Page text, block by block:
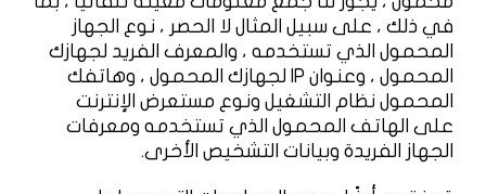
في ذلك ، على سبيل المثال لا الحصر ، نوع الجهاز
المحمول الذي تستخدمه ، والمعرف الفريد لجهازك
المحمول ، وعنوان IP لجهازك المحمول ، وهاتفك
المحمول نظام التشغيل ونوع مستعرض الإنترنت
على الهاتف المحمول الذي تستخدمه ومعرفات
الجهاز الفريدة وبيانات التشخيص الأخرى.